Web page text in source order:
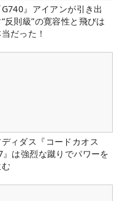
G740』アイアンが引き出
反則級”の寛容性と飛びは
だった！
ディダス『コードカオス
』は強烈な蹴りでパワーを